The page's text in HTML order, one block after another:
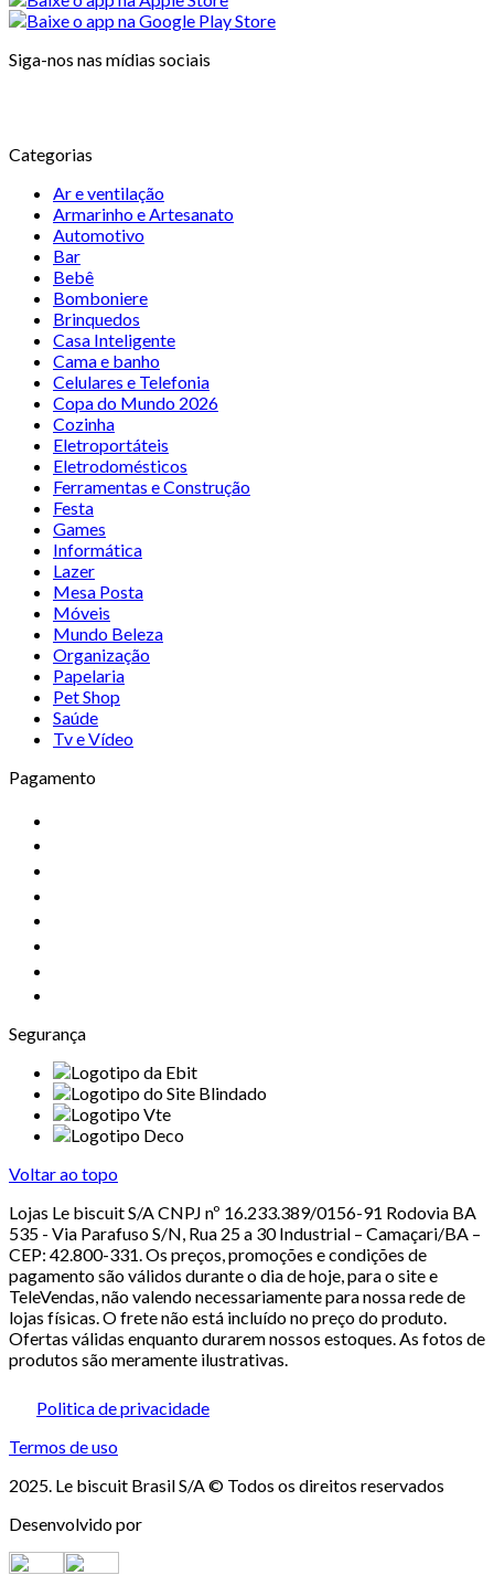
Siga-nos nas mídias sociais
Categorias
Ar e ventilação
Armarinho e Artesanato
Automotivo
Bar
Bebê
Bomboniere
Brinquedos
Casa Inteligente
Cama e banho
Celulares e Telefonia
Copa do Mundo 2026
Cozinha
Eletroportáteis
Eletrodomésticos
Ferramentas e Construção
Festa
Games
Informática
Lazer
Mesa Posta
Móveis
Mundo Beleza
Organização
Papelaria
Pet Shop
Saúde
Tv e Vídeo
Pagamento
Segurança
Voltar ao topo
Lojas Le biscuit S/A CNPJ nº 16.233.389/0156-91 Rodovia BA
535 - Via Parafuso S/N, Rua 25 a 30 Industrial – Camaçari/BA –
CEP: 42.800-331. Os preços, promoções e condições de
pagamento são válidos durante o dia de hoje, para o site e
TeleVendas, não valendo necessariamente para nossa rede de
lojas físicas. O frete não está incluído no preço do produto.
Ofertas válidas enquanto durarem nossos estoques. As fotos de
produtos são meramente ilustrativas.
Politica de privacidade
Termos de uso
2025. Le biscuit Brasil S/A © Todos os direitos reservados
Desenvolvido por